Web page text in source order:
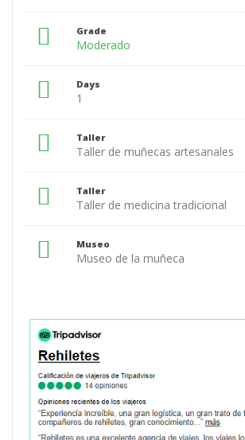
Grade
Moderado
Days
1
Taller
Taller de muñecas artesanales
Taller
Taller de medicina tradicional
Museo
Museo de la muñeca